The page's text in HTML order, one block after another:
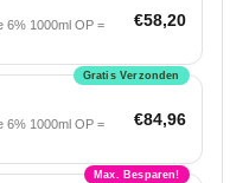
6% 1000ml OP =
€58,20
Gratis Verzonden
6% 1000ml OP =
€84,96
Max. Besparen!